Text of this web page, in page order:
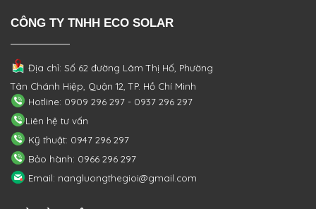
CÔNG TY TNHH ECO SOLAR
Địa chỉ: Số 62 đường Lâm Thị Hố, Phường
Tân Chánh Hiệp, Quận 12, TP. Hồ Chí Minh
Hotline: 0909 296 297 - 0937 296 297
Liên hệ tư vấn
Kỹ thuật: 0947 296 297
Bảo hành: 0966 296 297
Email: nangluongthegioi@gmail.com